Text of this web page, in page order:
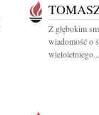
Z głębokim
wiadomość o
wieloletniego...